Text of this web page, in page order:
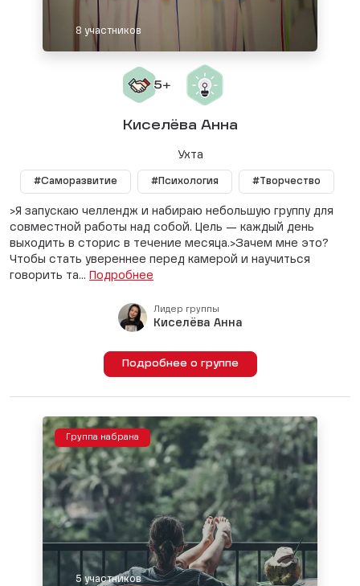
8 участников
Киселёва Анна
Ухта
#Саморазвитие #Психология #Творчество
>Я запускаю челлендж и набираю небольшую группу для
совместной работы над собой. Цель — каждый день
выходить в сторис в течение месяца.>Зачем мне это?
Чтобы стать увереннее перед камерой и научиться
говорить та... Подробнее
Лидер группы
Киселёва Анна
Подробнее о группе
Группа набрана
5 участников